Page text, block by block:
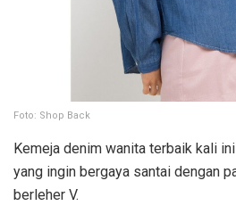
Foto: Shop Back
Kemeja denim wanita terbaik kali
yang ingin bergaya santai dengan
berleher V.